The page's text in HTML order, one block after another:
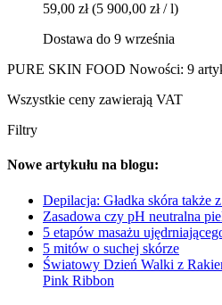
59,00 zł (5 900,00 zł / l)
Dostawa do 9 września
PURE SKIN FOOD Nowości: 9
Wszystkie ceny zawierają VAT
Filtry
Nowe artykułu na blogu:
Depilacja: Gładka skóra także
Zasadowa czy pH neutralna
5 etapów masażu
5 mitów o suchej skórze
Światowy Dzień Walki z
Pink Ribbon